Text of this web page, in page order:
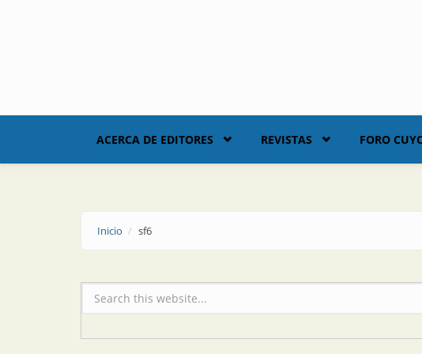
ACERCA DE EDITORES REVISTAS FORO
Inicio sf6
Formulario de búsqueda